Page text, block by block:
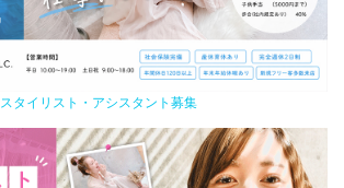
スタイリスト・アシスタント募集